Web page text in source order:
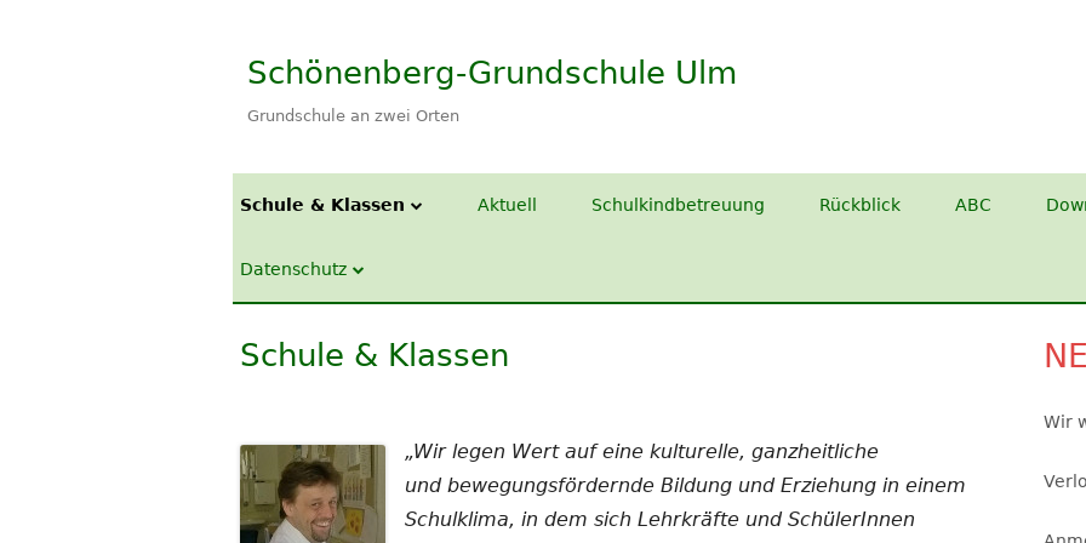
Schönenberg-Grundschule Ulm
Grundschule an zwei Orten
Primäres
Schule & Klassen
Klassenübersicht
Aktuell Schulkindbetreuung Rückblick ABC
Datenschutz
Schule & Klassen
„Wir legen Wert aufeine kulturelle, ganzheitliche
und bewegungsfördernde Bildung und Erziehung in einem
Schulklima, in dem sich Lehrkräfte und SchülerInnen
Wir